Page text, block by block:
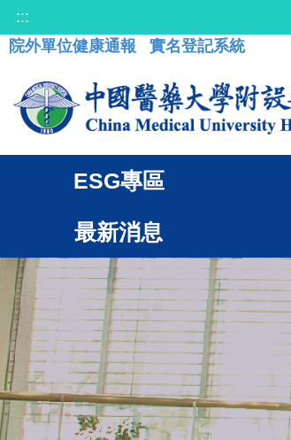
:::
院外單位健康通報
實名登記系統
ESG專區
最新消息